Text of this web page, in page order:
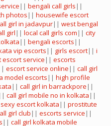
|| bengali call girls ||
photos || housewife escort
girl in jadavpur|| west bengal
girl || local call girls com || city
|| bengali escorts ||
vip escorts || girls escort|| i
escort service || escorts
escort service online || call girl
model escorts || high profile
|| call girl in barrackpore ||
|| call girl mobile no in kolkata ||
sexy escort kolkata || prostitute
girl club || escorts service ||
|| call girl kolkata mobile